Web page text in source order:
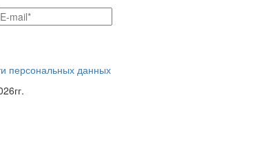
персональных данных